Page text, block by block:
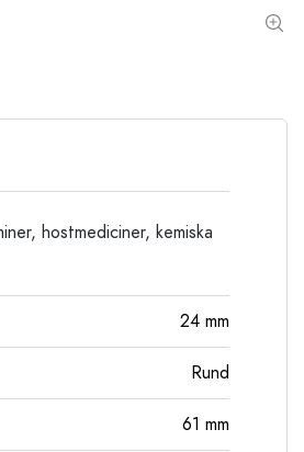
hostmediciner, kemiska
24 mm
Rund
61 mm